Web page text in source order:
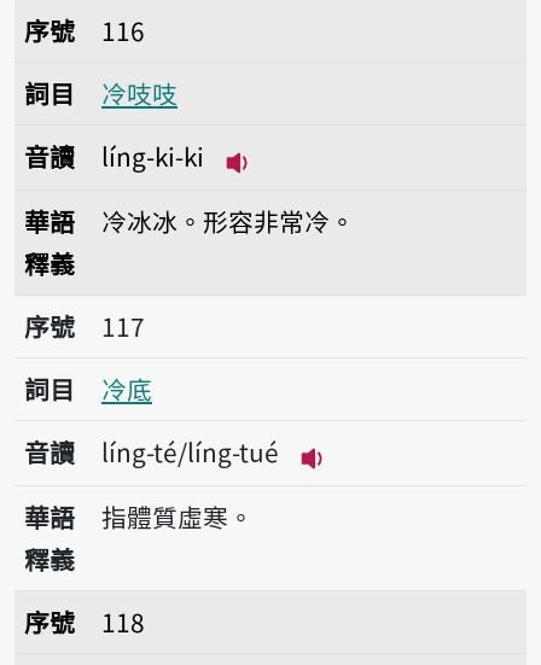
序號116冷吱吱
序號
116
詞目
冷吱吱
音讀
líng-ki-ki
華語
釋義
冷冰冰。形容非常冷。
序號117冷底
序號
117
詞目
冷底
音讀
líng-té/líng-tué
播放音讀líng-té/
華語
釋義
指體質虛寒。
序號118毋知人
序號
118